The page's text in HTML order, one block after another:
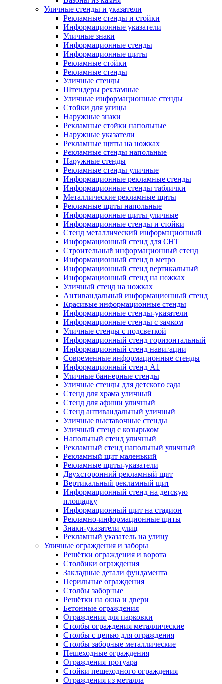
Уличные стенды и указатели
Рекламные стенды и стойки
Информационные указатели
Уличные знаки
Информационные стенды
Информационные щиты
Рекламные стойки
Рекламные стенды
Уличные стенды
Штендеры рекламные
Уличные информационные стенды
Стойки для улицы
Наружные знаки
Рекламные стойки напольные
Наружные указатели
Рекламные щиты на ножках
Рекламные стенды напольные
Наружные стенды
Рекламные стенды уличные
Информационные рекламные стенды
Информационные стенды таблички
Металлические рекламные щиты
Рекламные щиты напольные
Информационные щиты уличные
Информационные стенды и стойки
Стенд металлический информационный
Информационный стенд для СНТ
Строительный информационный стенд
Информационный стенд в метро
Информационный стенд вертикальный
Информационный стенд на ножках
Уличный стенд на ножках
Антивандальный информационный стенд
Красивые информационные стенды
Информационные стенды-указатели
Информационные стенды с замком
Уличные стенды с подсветкой
Информационный стенд горизонтальный
Информационный стенд навигации
Современные информационные стенды
Информационный стенд А1
Уличные баннерные стенды
Уличные стенды для детского сада
Стенд для храма уличный
Стенд для афиши уличный
Стенд антивандальный уличный
Уличные выставочные стенды
Уличный стенд с козырьком
Напольный стенд уличный
Рекламный стенд напольный уличный
Рекламный щит маленький
Рекламные щиты-указатели
Двухсторонний рекламный щит
Вертикальный рекламный щит
Информационный стенд на детскую
площадку
Информационный щит на стадион
Рекламно-информационные щиты
Знаки-указатели улиц
Рекламный указатель на улицу
Уличные ограждения и заборы
Решётки ограждения и ворота
Столбики ограждения
Закладные детали фундамента
Перильные ограждения
Столбы заборные
Решётки на окна и двери
Бетонные ограждения
Ограждения для парковки
Столбы ограждения металлические
Столбы с цепью для ограждения
Столбы заборные металлические
Пешеходные ограждения
Ограждения тротуара
Стойки пешеходного ограждения
Ограждения из металла